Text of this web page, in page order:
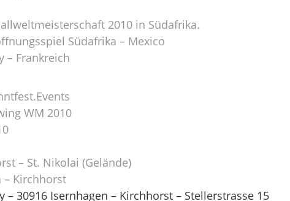
2010 in Südafrika.
Südafrika – Mexico
– Frankreich
WM 2010
– St. Nikolai (Gelände)
– Kirchhorst
– 30916 Isernhagen – Kirchhorst – Stellerstrasse 15